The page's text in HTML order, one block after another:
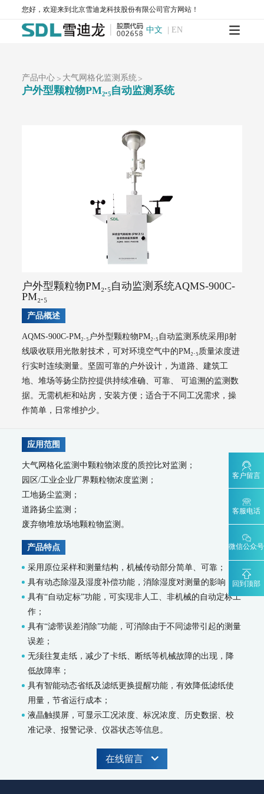
您好，欢迎来到北京雪迪龙科技股份有限公司官方网站！
中文 | EN
大气网格化监测系统
AQMS-1100-微型环境空气质量监测系统
AQMS-900C-PM₂.₅-户外型颗粒物PM₂.₅自动监测系统
MODEL 2630-II-环境噪声自动监测仪
MODEL 2630-环境噪声自动监测仪
AQMS-900VI/VII-环境空气非甲烷总烃在线监测系统
AQMS-900VC-环境空气挥发性有机物在线监测系统
AQMS-900VF-环境空气甲醛在线监测系统
AQMS-900TOFMS-多通道飞行时间质谱在线监测系统
MCS-900A-大气复合污染走航监测车
WQMS-900AI-数智化水质在线监测系统
WQMS-900E-简易式水质自动监测系统
WQMS-900S-小型式水质自动监测系统
WQMS-900F-浮标式水质自动监测系统
MODEL 9811-高锰酸盐指数水质在线自动监测仪
MODEL 9870-水质自动采样器
MODEL 2000-五参数水质在线自动监测仪
MODEL 9002-藻密度水质在线自动监测仪
污染源水质监测系统
WWMS-900AI-数智化污染源水质在线监测系统
MODEL 9820-氨氮水质在线自动监测仪
MODEL 9850-总氮水质在线自动监测仪
MODEL 2000-pH-水质在线自动监测仪
水质特征因子在线分析仪
MODEL 9880-水质生物综合毒性在线监测仪
WQMS-900HM-水中多参数重金属（XRF）在线监测系统
智慧监测监管平台
大气污染防治决策支持平台
水污染防治决策支持平台
城市环境应急指挥管理平台
智能环境综合监控平台
区县智慧环保平台
园区安全环保应急一体化监管平台
碳监测碳计量
碳排放监测系统
SCS-900/900C GHG-智能碳排放在线计量监测系统
SCS-900M-船舶碳排放在线计量监测系统
温室气体监测系统
AQMS-1100GHG-微型温室气体监测仪
T1320-气体滤波相关红外吸收法二氧化碳分析仪
客户留言
客服电话
微信公众号
回到顶部
产品中心 > 大气网格化监测系统>
户外型颗粒物PM₂.₅自动监测系统
户外型颗粒物PM₂.₅自动监测系统AQMS-900C-
PM₂.₅
产品概述
AQMS-900C-PM₂.₅户外型颗粒物PM₂.₅自动监测系统采用β射
线吸收联用光散射技术，可对环境空气中的PM₂.₅质量浓度进
行实时连续测量。坚固可靠的户外设计，为道路、建筑工
地、堆场等扬尘防控提供持续准确、可靠、 可追溯的监测数
据。无需机柜和站房，安装方便；适合于不同工况需求，操
作简单，日常维护少。
应用范围
大气网格化监测中颗粒物浓度的质控比对监测；
园区/工业企业厂界颗粒物浓度监测；
工地扬尘监测；
道路扬尘监测；
废弃物堆放场地颗粒物监测。
产品特点
采用原位采样和测量结构，机械传动部分简单、可靠；
具有动态除湿及湿度补偿功能，消除湿度对测量的影响；
具有“自动定标”功能，可实现非人工、非机械的自动定标工
作；
具有“滤带误差消除”功能，可消除由于不同滤带引起的测量
误差；
无须往复走纸，减少了卡纸、断纸等机械故障的出现，降
低故障率；
具有智能动态省纸及滤纸更换提醒功能，有效降低滤纸使
用量，节省运行成本；
液晶触摸屏，可显示工况浓度、标况浓度、历史数据、校
准记录、报警记录、仪器状态等信息。
在线留言